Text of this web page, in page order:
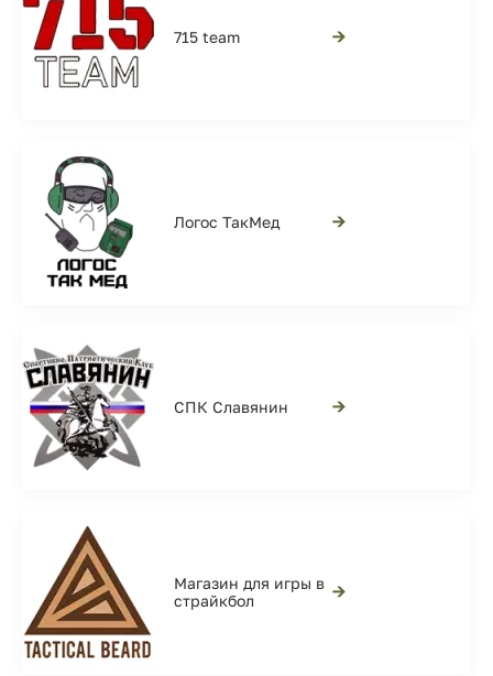
715 team →
Логос ТакМед →
СПК Славянин →
Магазин для игры в
страйкбол
→